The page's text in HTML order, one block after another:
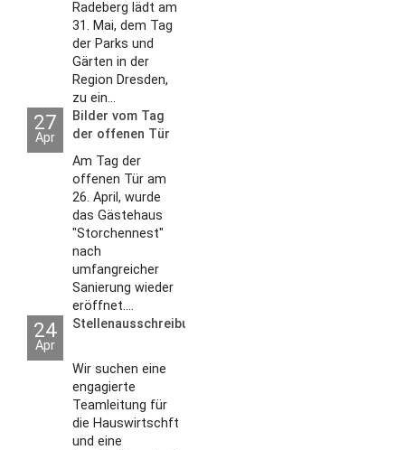
Radeberg lädt am
31. Mai, dem Tag
der Parks und
Gärten in der
Region Dresden,
zu ein...
27
Apr
Bilder vom Tag
der offenen Tür
2026
Am Tag der
offenen Tür am
26. April, wurde
das Gästehaus
"Storchennest"
nach
umfangreicher
Sanierung wieder
eröffnet....
24
Apr
Stellenausschreibungen
Wir suchen eine
engagierte
Teamleitung für
die Hauswirtschft
und eine